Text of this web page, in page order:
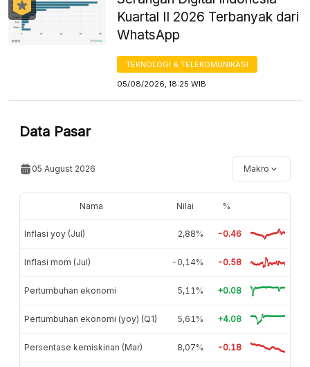
Kuartal II 2026 Terbanyak dari
WhatsApp
TEKNOLOGI & TELEKOMUNIKASI
05/08/2026, 18:25 WIB
Data Pasar
05 August 2026 Makro
Nama Nilai %
Inflasi yoy (Jul) 2,88% -0.46
Inflasi mom (Jul) -0,14% -0.58
Pertumbuhan ekonomi 5,11% +0.08
Pertumbuhan ekonomi (yoy) (Q1) 5,61% +4.08
Persentase kemiskinan (Mar) 8,07% -0.18